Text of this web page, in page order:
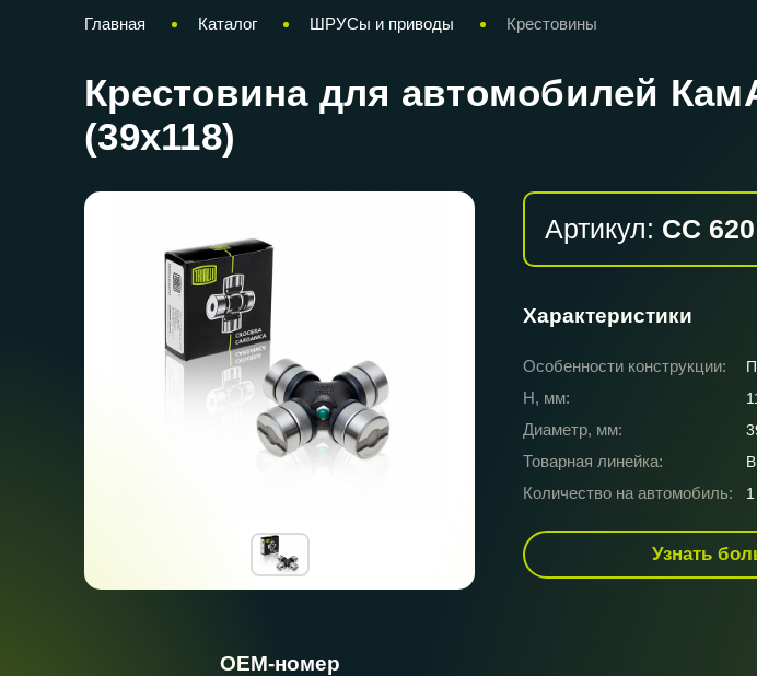
Главная Каталог ШРУСы и приводы Крестовины
Крестовина для автомобилей
(39х118)
Артикул: CC 620
Характеристики
Особенности конструкции:
H, мм:
Диаметр, мм:
Товарная линейка:
Количество на автомобиль: 1
Узнать
ОЕМ-номер